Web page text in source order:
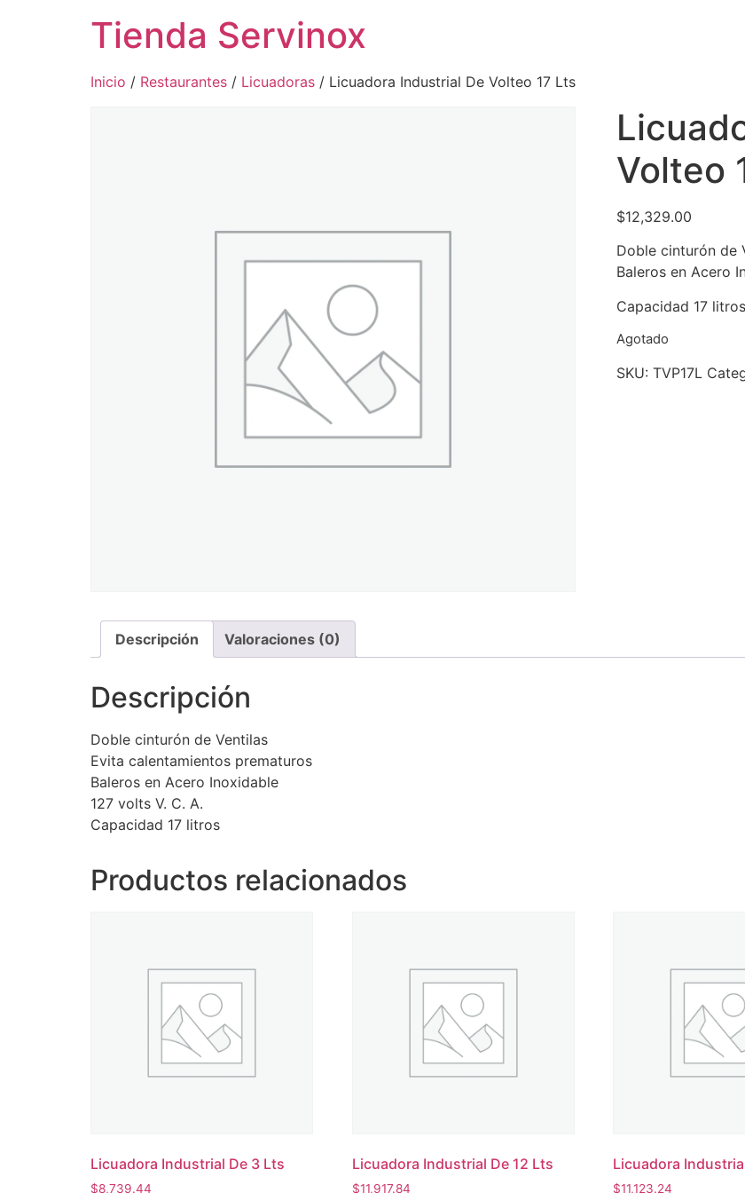
Tienda Servinox
Inicio / Restaurantes / Licuadoras / Licuadora Industrial De Volteo 17 Lts
Volteo
$12,329.00
Doble cinturón de
Baleros en Acero
Capacidad 17 litros
Agotado
SKU: TVP17L
Descripción Valoraciones (0)
Descripción
Doble cinturón de Ventilas
Evita calentamientos prematuros
Baleros en Acero Inoxidable
127 volts V. C. A.
Capacidad 17 litros
Productos relacionados
Licuadora Industrial De 3 Lts
$8,739.44
Licuadora Industrial De 12 Lts
$11,917.84
Licuadora
$11,123.24